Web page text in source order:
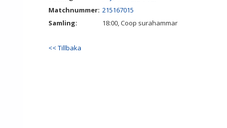
Matchnummer: 215167015
Samling:
18:00, Coop surahammar
<< Tillbaka